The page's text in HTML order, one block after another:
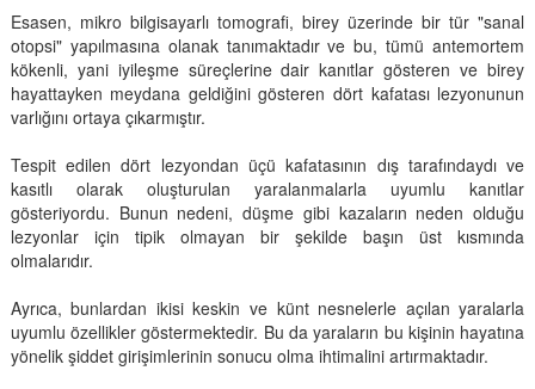
Esasen, mikro bilgisayarlı tomografi, birey üzerinde bir tür "sanal
otopsi" yapılmasına olanak tanımaktadır ve bu, tümü antemortem
kökenli, yani iyileşme süreçlerine dair kanıtlar gösteren ve birey
hayattayken meydana geldiğini gösteren dört kafatası lezyonunun
varlığını ortaya çıkarmıştır.
Tespit edilen dört lezyondan üçü kafatasının dış tarafındaydı ve
kasıtlı olarak oluşturulan yaralanmalarla uyumlu kanıtlar
gösteriyordu. Bunun nedeni, düşme gibi kazaların neden olduğu
lezyonlar için tipik olmayan bir şekilde başın üst kısmında
olmalarıdır.
Ayrıca, bunlardan ikisi keskin ve künt nesnelerle açılan yaralarla
uyumlu özellikler göstermektedir. Bu da yaraların bu kişinin hayatına
yönelik şiddet girişimlerinin sonucu olma ihtimalini artırmaktadır.